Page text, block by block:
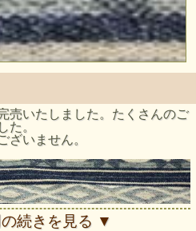
売いたしました。たくさんのご
た。
ざいません。
続きを見る ▼